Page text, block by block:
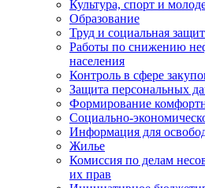
Культура, спорт и
Образование
Труд и социальная
Работы по снижению
населения
Контроль в сфере
Защита персональных
Формирование
Социально-
Информация для
Жилье
Комиссия по делам
их прав